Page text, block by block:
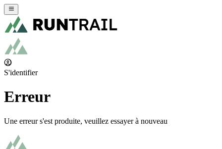
S'identifier
Erreur
Une erreur s'est produite, veuillez essayer à nouveau